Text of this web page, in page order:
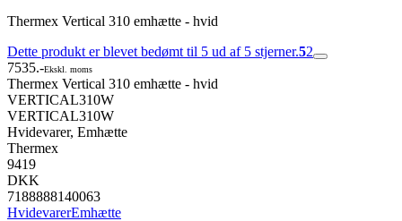
Thermex Vertical 310 emhætte - hvid
Dette produkt er blevet bedømt til 5 ud af 5 stjerner.52
7535.-Ekskl. moms
Thermex Vertical 310 emhætte - hvid
VERTICAL310W
VERTICAL310W
Hvidevarer, Emhætte
Thermex
9419
DKK
7188888140063
HvidevarerEmhætte